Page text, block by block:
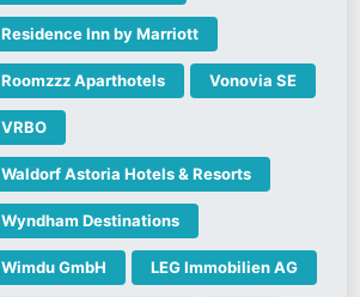
Residence Inn by Marriott
Roomzzz Aparthotels Vonovia SE
VRBO
Waldorf Astoria Hotels & Resorts
Wyndham Destinations
Wimdu GmbH LEG Immobilien AG